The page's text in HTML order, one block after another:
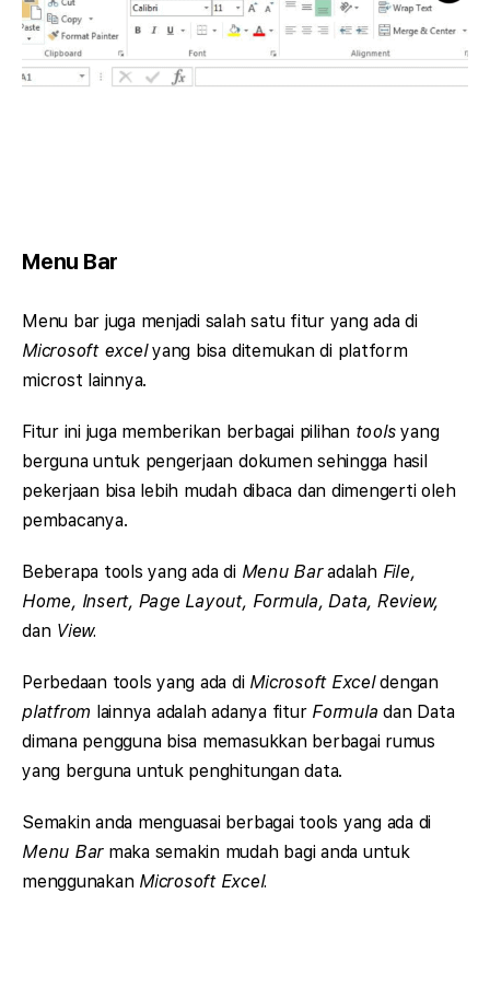
Menu Bar
Menu bar juga menjadi salah satu fitur yang ada di
Microsoft excelyang bisa ditemukan di platform
microst lainnya.
Fitur ini juga memberikan berbagai pilihan toolsyang
berguna untuk pengerjaan dokumen sehingga hasil
pekerjaan bisa lebih mudah dibaca dan dimengerti oleh
pembacanya.
Beberapa tools yang ada di Menu Baradalah File,
Home, Insert, Page Layout, Formula, Data, Review,
dan View.
Perbedaan tools yang ada di Microsoft Exceldengan
platfrom lainnya adalah adanya fiturFormuladan Data
dimana pengguna bisa memasukkan berbagai rumus
yang berguna untuk penghitungan data.
Semakin anda menguasai berbagai tools yang ada di
Menu Barmaka semakin mudah bagi anda untuk
menggunakan Microsoft Excel.